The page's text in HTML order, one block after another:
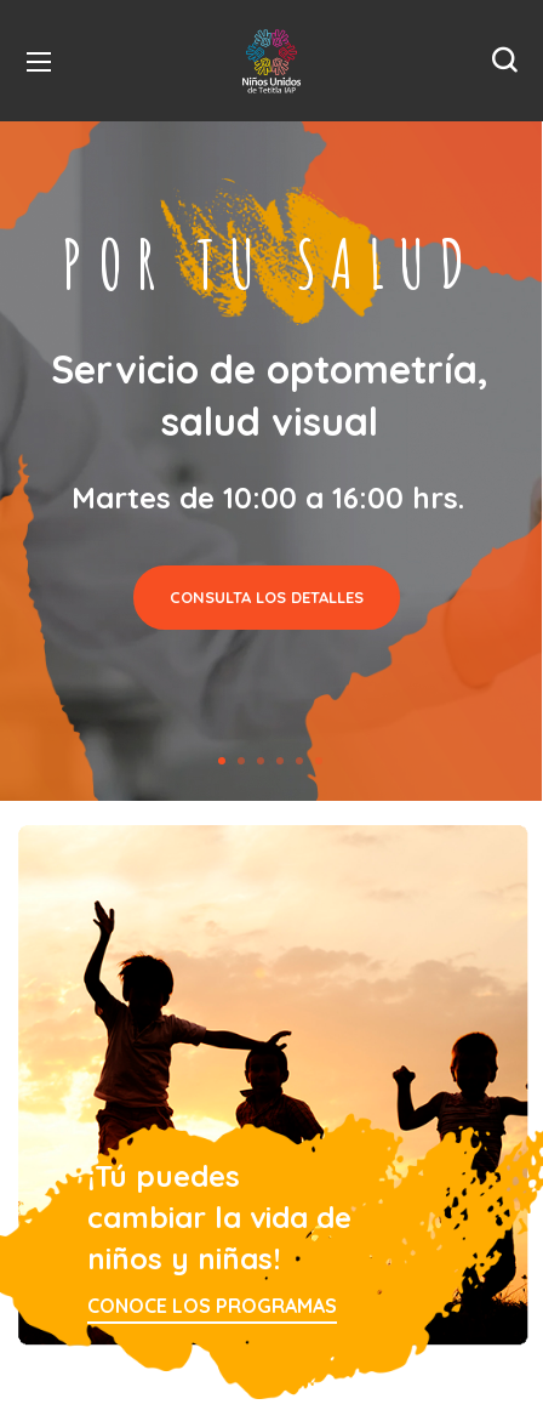
Martes de 10:00 a 16:00 hrs.
POR TU SALUD
Servicio de optometría,
salud visual
CONSULTA LOS DETALLES
¡Tú puedes
cambiar la vida de
niños y niñas!
CONOCE LOS PROGRAMAS